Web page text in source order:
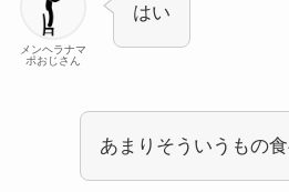
メンヘラナマ
ポおじさん
はい
あまりそういうもの